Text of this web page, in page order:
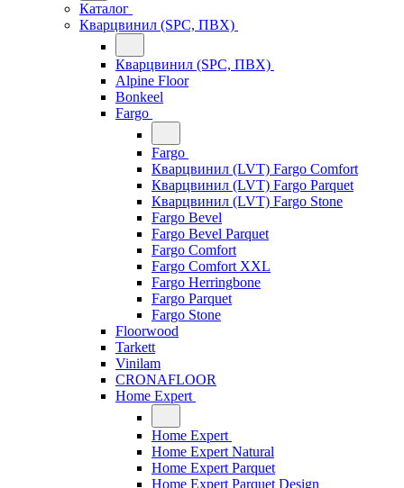
Каталог
Кварцвинил (SPC, ПВХ)
Кварцвинил (SPC, ПВХ)
Alpine Floor
Bonkeel
Fargo
Fargo
Кварцвинил (LVT) Fargo Comfort
Кварцвинил (LVT) Fargo Parquet
Кварцвинил (LVT) Fargo Stone
Fargo Bevel
Fargo Bevel Parquet
Fargo Comfort
Fargo Comfort XXL
Fargo Herringbone
Fargo Parquet
Fargo Stone
Floorwood
Tarkett
Vinilam
CRONAFLOOR
Home Expert
Home Expert
Home Expert Natural
Home Expert Parquet
Home Expert Parquet Design